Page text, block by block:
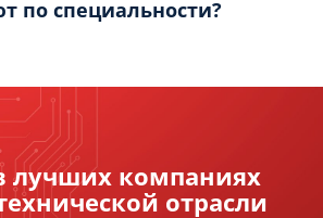
по специальности?
лучших компаниях
отрасли